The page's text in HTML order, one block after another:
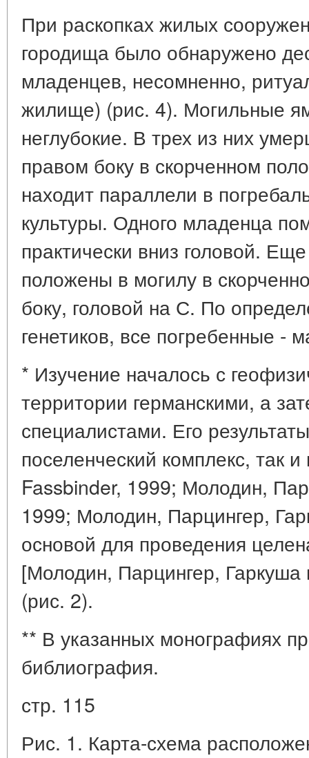
При раскопках жилых
городища было обнаружено
младенцев, несомненно,
жилище) (рис. 4). Могильные
неглубокие. В трех из них
правом боку в скорченном
находит параллели в
культуры. Одного младенца
практически вниз головой.
положены в могилу в
боку, головой на С. По
генетиков, все погребенные -
* Изучение началось с
территории германскими, а
специалистами. Его
поселенческий комплекс, так
Fassbinder, 1999; Молодин,
1999; Молодин, Парцингер,
основой для проведения
[Молодин, Парцингер,
(рис. 2).
** В указанных монографиях
библиография.
стр. 115
Рис. 1. Карта-схема